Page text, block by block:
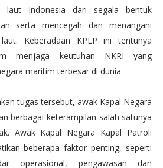
laut Indonesia dari segala bentuk
serta mencegah dan menangani
Keberadaan KPLP ini tentunya
menjaga keutuhan NKRI yang
maritim terbesar di dunia.
tugas tersebut, awak Kapal Negara
berbagai keterampilan salah satunya
Awak Kapal Negara Kapal Patroli
beberapa faktor penting, seperti
operasional, pengawasan dan